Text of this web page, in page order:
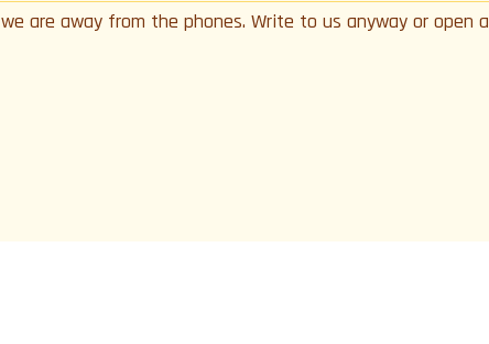
we are away from the phones. Write to us anyway or open a